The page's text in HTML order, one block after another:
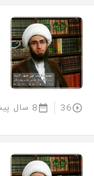
36 8 سال پیش